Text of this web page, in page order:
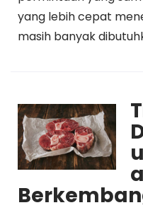
yang lebih cepat
masih banyak